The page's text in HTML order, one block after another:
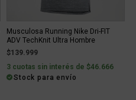
Musculosa Running Nike Dri-FIT
ADV TechKnit Ultra Hombre
$139.999
3 cuotas sin interés de $46.666
Stock para envío